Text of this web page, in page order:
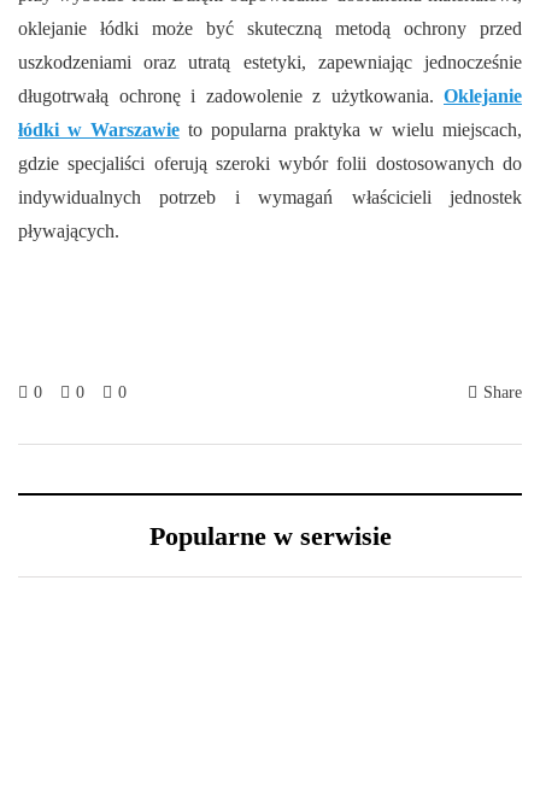
oklejanie łódki może być skuteczną metodą ochrony przed
uszkodzeniami oraz utratą estetyki, zapewniając jednocześnie
długotrwałą ochronę i zadowolenie z użytkowania. Oklejanie
łódki w Warszawieto popularna praktyka w wielu miejscach,
gdzie specjaliści oferują szeroki wybór folii dostosowanych do
indywidualnych potrzeb i wymagań właścicieli jednostek
pływających.
0 0 0 Share
Popularne w serwisie